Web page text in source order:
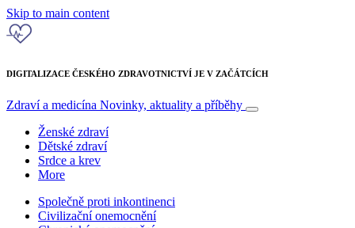
Skip to main content
DIGITALIZACE ČESKÉHO ZDRAVOTNICTVÍ JE V ZAČÁTCÍCH
Zdraví a medicína Novinky, aktuality a příběhy
Ženské zdraví
Dětské zdraví
Srdce a krev
More
Společně proti inkontinenci
Civilizační onemocnění